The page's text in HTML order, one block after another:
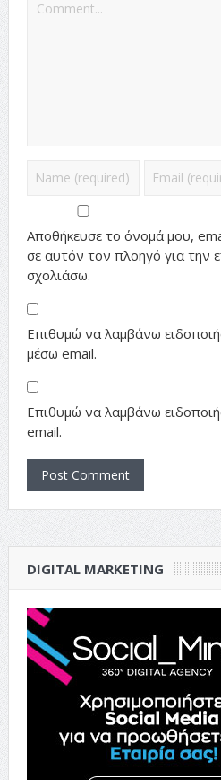
Αποθήκευσε το όνομά μου,
σε αυτόν τον πλοηγό για την
σχολιάσω.
Επιθυμώ να λαμβάνω
μέσω email.
Επιθυμώ να λαμβάνω
email.
DIGITAL MARKETING